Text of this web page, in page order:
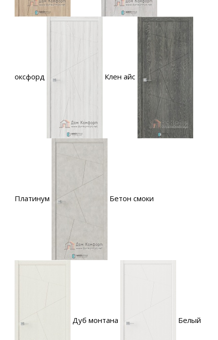
оксфорд Клен айс
Платинум Бетон смоки
Дуб монтана Белый